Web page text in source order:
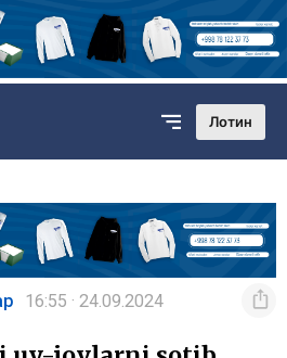
Лотин
16:55 · 24.09.2024